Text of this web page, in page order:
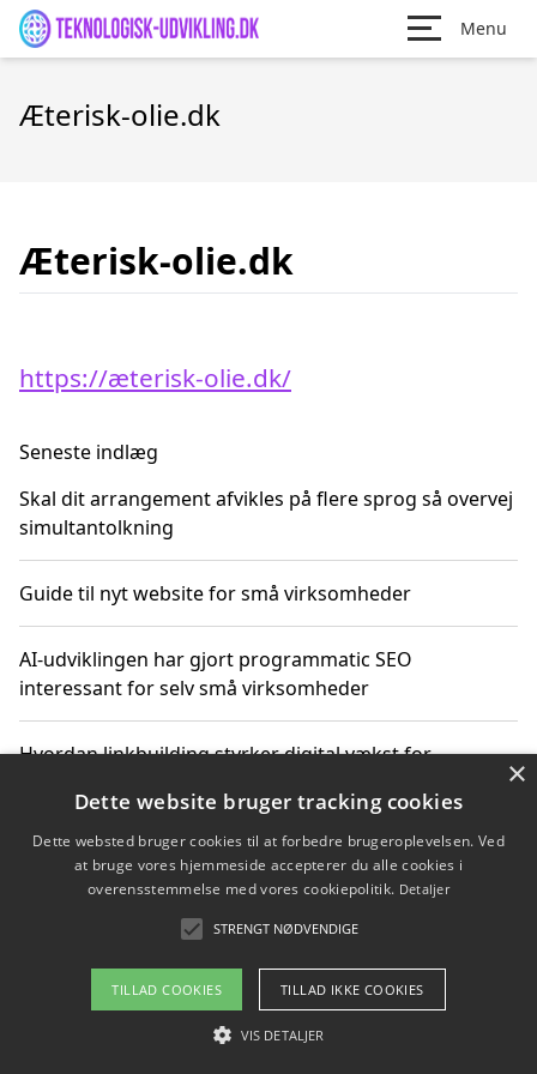
Menu
Æterisk-olie.dk
Æterisk-olie.dk
https://æterisk-olie.dk/
Seneste indlæg
Skal dit arrangement afvikles på flere sprog så overvej
simultantolkning
Guide til nyt website for små virksomheder
AI-udviklingen har gjort programmatic SEO
interessant for selv små virksomheder
Hvordan linkbuilding styrker digital vækst for
Sådan har udviklingen inden for genbrug af elektronik
ændret sig
Copyright 2026 - Pilanto Aps
Om / kontakt
×
Dette website bruger tracking cookies
Dette websted bruger cookies til at forbedre brugeroplevelsen. Ved
at bruge vores hjemmeside accepterer du alle cookies i
overensstemmelse med vores cookiepolitik. Detaljer
STRENGT NØDVENDIGE
TILLAD COOKIES TILLAD IKKE COOKIES
VIS DETALJER